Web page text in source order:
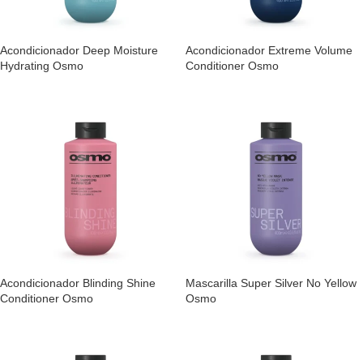
Acondicionador Deep Moisture
Hydrating Osmo
Acondicionador Extreme Volume
Conditioner Osmo
Acondicionador Blinding Shine
Conditioner Osmo
Mascarilla Super Silver No Yellow
Osmo